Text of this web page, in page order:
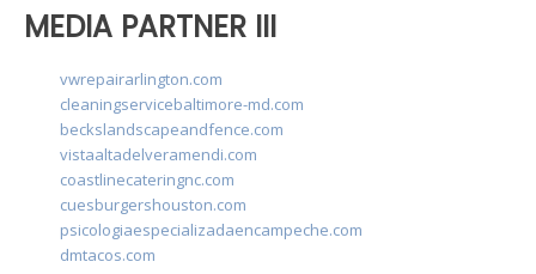
MEDIA PARTNER III
vwrepairarlington.com
cleaningservicebaltimore-md.com
beckslandscapeandfence.com
vistaaltadelveramendi.com
coastlinecateringnc.com
cuesburgershouston.com
psicologiaespecializadaencampeche.com
dmtacos.com